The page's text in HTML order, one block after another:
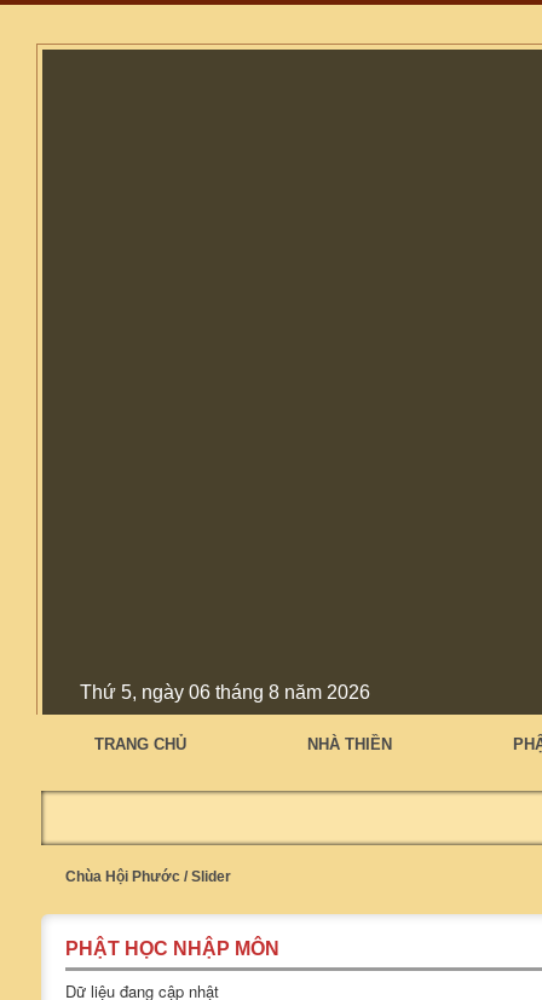
Thứ 5, ngày 06 tháng 8 năm 2026
TRANG CHỦ NHÀ THIỀN
Chùa Hội Phước / Slider
PHẬT HỌC NHẬP MÔN
Dữ liệu đang cập nhật